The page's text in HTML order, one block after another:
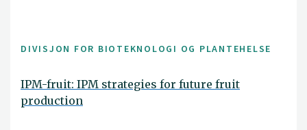
DIVISJON FOR BIOTEKNOLOGI OG PLANTEHELSE
IPM-fruit: IPM strategies for future fruit
production